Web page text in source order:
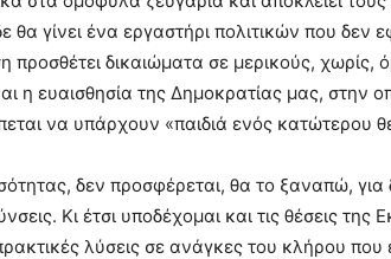
θα γίνει ένα εργαστήρι πολιτικών που
προσθέτει δικαιώματα σε μερικούς,
η ευαισθησία της Δημοκρατίας μας, στην
να υπάρχουν «παιδιά ενός κατώτερου
δεν προσφέρεται, θα το ξαναπώ, για
Κι έτσι υποδέχομαι και τις θέσεις
λύσεις σε ανάγκες του κλήρου